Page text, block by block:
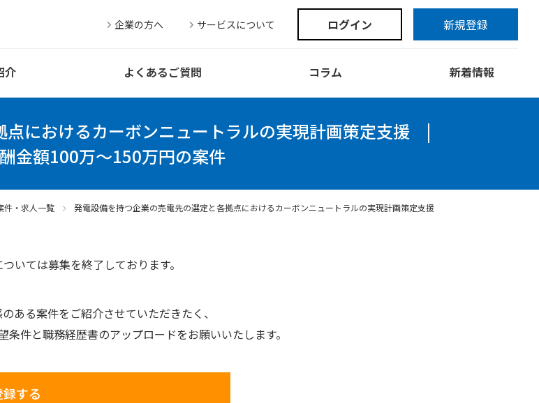
介 よくあるご質問 コラム 新着情報
企業の方へ サービスについて ログイン 新規登録
におけるカーボンニュートラルの実現計画策定支援 |
金額100万～150万円の案件
件・求人一覧 発電設備を持つ企業の売電先の選定と各拠点におけるカーボンニュートラルの実現計画策定支援
いては募集を終了しております。
ある案件を ご紹介させていただきたく、
条件と職務経歴書のアップロードをお願いいたします。
する